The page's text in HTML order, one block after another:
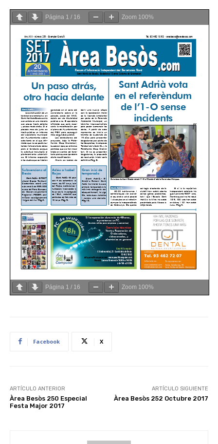
Página 1 / 16 Zoom 100%
Página 1 / 16 Zoom 100%
Facebook X
ARTÍCULO ANTERIOR
Àrea Besòs 250 Especial
Festa Major 2017
ARTÍCULO SIGUIENTE
Àrea Besòs 252 Octubre 2017